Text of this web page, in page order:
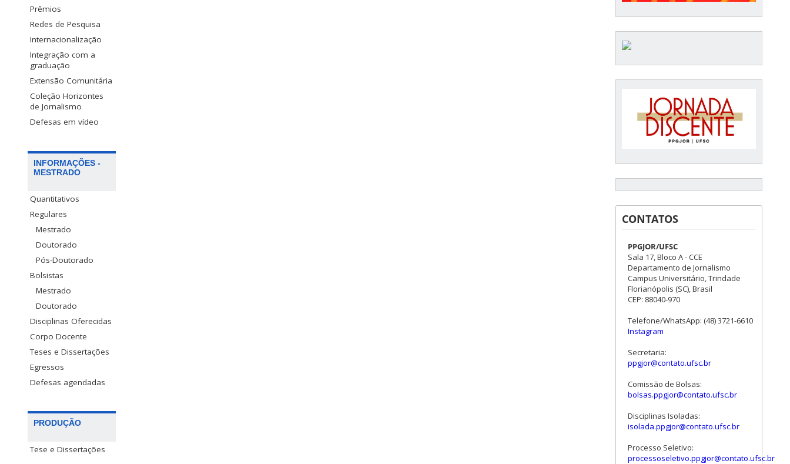
Prêmios
Redes de Pesquisa
Internacionalização
Integração com a
graduação
Extensão Comunitária
Coleção Horizontes
de Jornalismo
Defesas em vídeo
INFORMAÇÕES -
MESTRADO
Quantitativos
Regulares
Mestrado
Doutorado
Pós-Doutorado
Bolsistas
Mestrado
Doutorado
Disciplinas Oferecidas
Corpo Docente
Teses e Dissertações
Egressos
Defesas agendadas
PRODUÇÃO
Tese e Dissertações
CONTATOS
PPGJOR/UFSC
Sala 17, Bloco A - CCE
Departamento de Jornalismo
Campus Universitário, Trindade
Florianópolis (SC), Brasil
CEP: 88040-970
Telefone/WhatsApp: (48) 3721-6610
Instagram
Secretaria:
ppgjor@contato.ufsc.br
Comissão de Bolsas:
bolsas.ppgjor@contato.ufsc.br
Disciplinas Isoladas:
isolada.ppgjor@contato.ufsc.br
Processo Seletivo:
processoseletivo.ppgjor@contato.ufsc.br